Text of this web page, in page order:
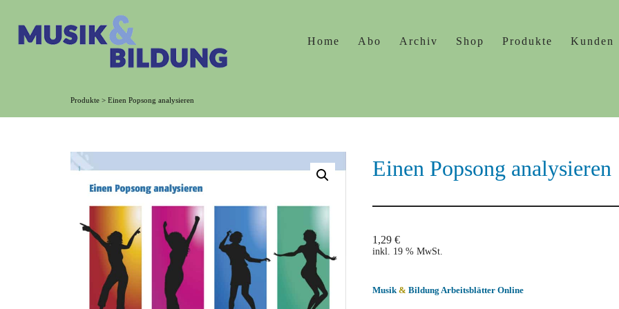
Home Abo Archiv Shop Produkte Kunden
Produkte > Einen Popsong analysieren
Einen Popsong analysieren
1,29 €
inkl. 19 % MwSt.
Musik& Bildung Arbeitsblätter Online